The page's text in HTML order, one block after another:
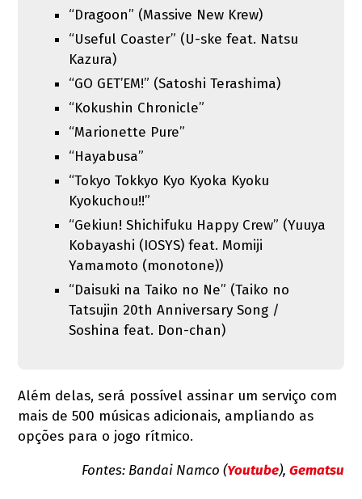
“Dragoon” (Massive New Krew)
“Useful Coaster” (U-ske feat. Natsu
Kazura)
“GO GET’EM!” (Satoshi Terashima)
“Kokushin Chronicle”
“Marionette Pure”
“Hayabusa”
“Tokyo Tokkyo Kyo Kyoka Kyoku
Kyokuchou!!”
“Gekiun! Shichifuku Happy Crew” (Yuuya
Kobayashi (IOSYS) feat. Momiji
Yamamoto (monotone))
“Daisuki na Taiko no Ne” (Taiko no
Tatsujin 20th Anniversary Song /
Soshina feat. Don-chan)
Além delas, será possível assinar um serviço com
mais de 500 músicas adicionais, ampliando as
opções para o jogo rítmico.
Fontes: Bandai Namco (Youtube), Gematsu